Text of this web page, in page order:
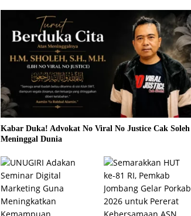
Kabar Duka! Advokat No Viral No Justice Cak Soleh
Meninggal Dunia